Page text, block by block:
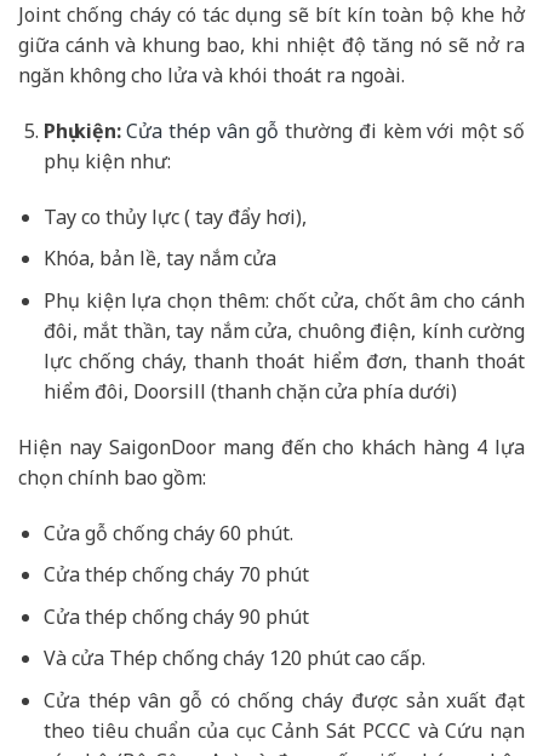
Joint chống cháy có tác dụng sẽ bít kín toàn bộ khe hở
giữa cánh và khung bao, khi nhiệt độ tăng nó sẽ nở ra
ngăn không cho lửa và khói thoát ra ngoài.
Phụ kiện:Cửa thép vân gỗ thường đi kèm với một số
phụ kiện như:
Tay co thủy lực ( tay đẩy hơi),
Khóa, bản lề, tay nắm cửa
Phụ kiện lựa chọn thêm: chốt cửa, chốt âm cho cánh
đôi, mắt thần, tay nắm cửa, chuông điện, kính cường
lực chống cháy, thanh thoát hiểm đơn, thanh thoát
hiểm đôi, Doorsill (thanh chặn cửa phía dưới)
Hiện nay SaigonDoor mang đến cho khách hàng 4 lựa
chọn chính bao gồm:
Cửa gỗ chống cháy 60 phút.
Cửa thép chống cháy 70 phút
Cửa thép chống cháy 90 phút
Và cửa Thép chống cháy 120 phút cao cấp.
Cửa thép vân gỗ có chống cháy được sản xuất đạt
theo tiêu chuẩn của cục Cảnh Sát PCCC và Cứu nạn